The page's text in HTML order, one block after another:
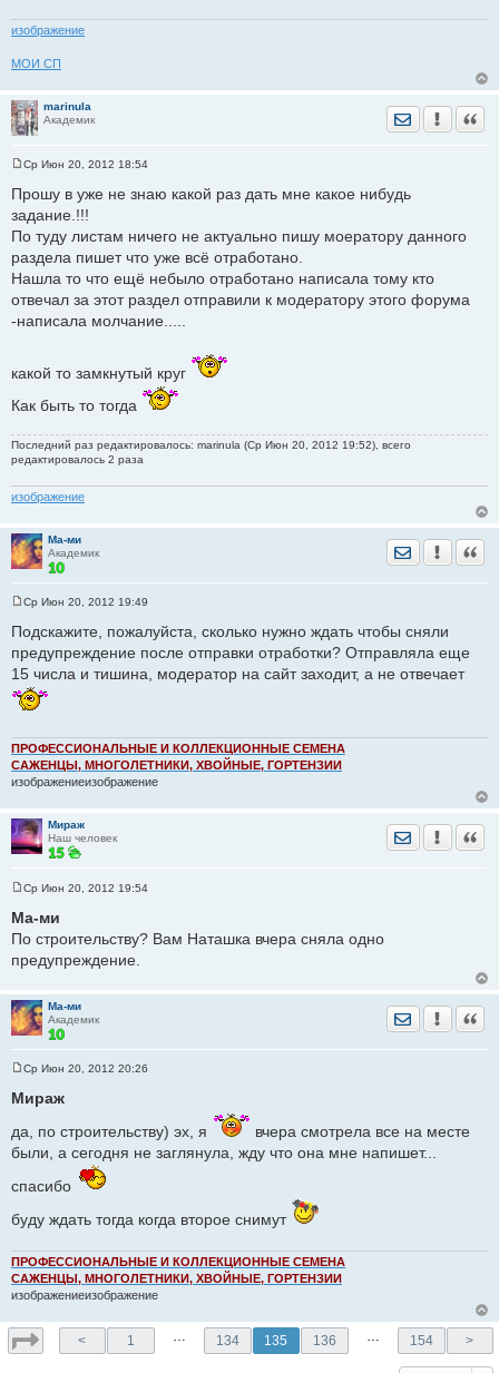
и
изображение
МОИ СП
marinula
Академик
Отправить
о
б
щ
е
н
е
Ср Июн 20, 2012 18:54
Прошу в уже не знаю какой раз дать мне какое нибудь
задание.!!!
По туду листам ничего не актуально пишу моератору данного
раздела пишет что уже всё отработано.
Нашла то что ещё небыло отработано написала тому кто
отвечал за этот раздел отправили к модератору этого форума
-написала молчание.....
какой то замкнутый круг
Как быть то тогда
Последний раз редактировалось: marinula (Ср Июн 20, 2012 19:52), всего
редактировалось 2 раза
изображение
Ма-ми
Академик
Отправить
о
б
щ
е
н
и
Ср Июн 20, 2012 19:49
Подскажите, пожалуйста, сколько нужно ждать чтобы сняли
предупреждение после отправки отработки? Отправляла еще
15 числа и тишина, модератор на сайт заходит, а не отвечает
ПРОФЕССИОНАЛЬНЫЕ И КОЛЛЕКЦИОННЫЕ СЕМЕНА
САЖЕНЦЫ, МНОГОЛЕТНИКИ, ХВОЙНЫЕ, ГОРТЕНЗИИ
изображениеизображение
Мираж
Наш человек
Отправить
о
б
е
е
Ср Июн 20, 2012 19:54
Ма-ми
По строительству? Вам Наташка вчера сняла одно
предупреждение.
Ма-ми
Академик
Отправить
о
щ
н
е
Ср Июн 20, 2012 20:26
Мираж
да, по строительству) эх, я
вчера смотрела все на месте
были, а сегодня не заглянула, жду что она мне напишет...
спасибо
буду ждать тогда когда второе снимут
ПРОФЕССИОНАЛЬНЫЕ И КОЛЛЕКЦИОННЫЕ СЕМЕНА
САЖЕНЦЫ, МНОГОЛЕТНИКИ, ХВОЙНЫЕ, ГОРТЕНЗИИ
изображениеизображение
< 1 … 134 135 136 … 154 >